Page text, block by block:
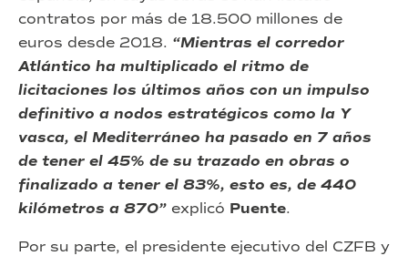
contratos por más de 18.500 millones de
euros desde 2018. “Mientras el corredor
Atlántico ha multiplicado el ritmo de
licitaciones los últimos años con un impulso
definitivo a nodos estratégicos como la Y
vasca, el Mediterráneo ha pasado en 7 años
de tener el 45% de su trazado en obras o
finalizado a tener el 83%, esto es, de 440
kilómetros a 870” explicó Puente.
Por su parte, el presidente ejecutivo del CZFB y